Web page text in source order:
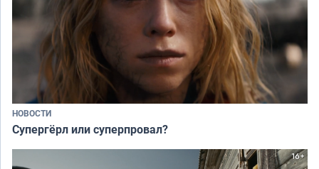
НОВОСТИ
Супергёрл или суперпровал?